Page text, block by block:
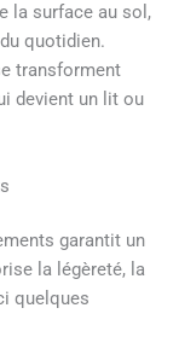
la surface au sol,
quotidien.
transforment
devient un lit ou
garantit un
la légèreté, la
quelques